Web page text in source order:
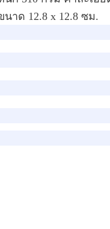
าด 12.8 x 12.8 ซม.